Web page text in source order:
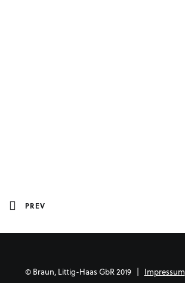
PREV
© Braun, Littig-Haas GbR 2019 | Impressum